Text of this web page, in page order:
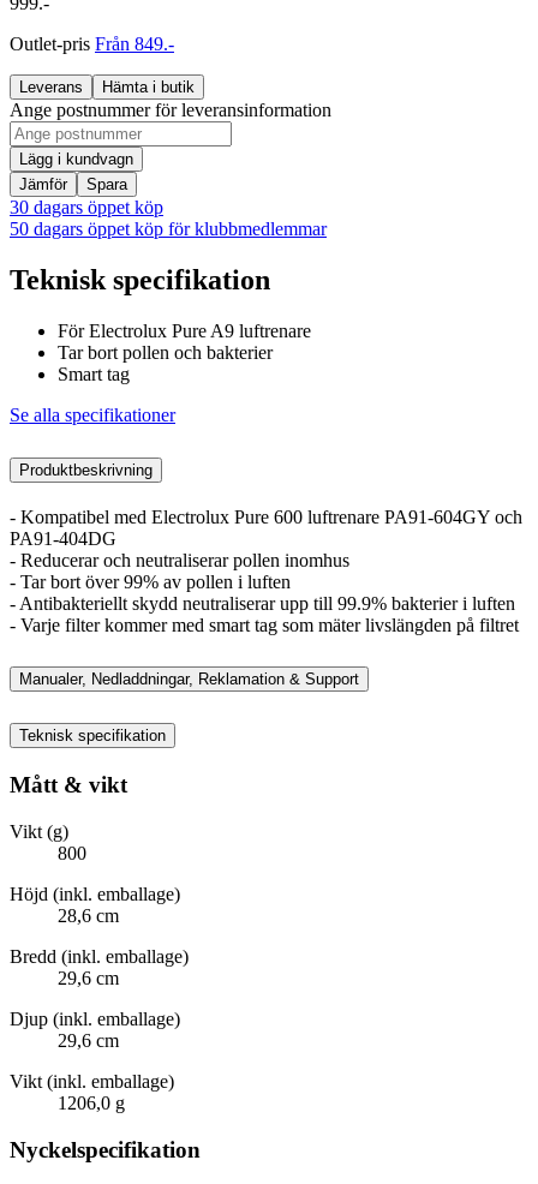
Outlet-pris Från 849.-
Leverans Hämta i butik
Ange postnummer för leveransinformation
Lägg i kundvagn
Jämför
Spara
30 dagars öppet köp
50 dagars öppet köp för klubbmedlemmar
Teknisk specifikation
För Electrolux Pure A9 luftrenare
Tar bort pollen och bakterier
Smart tag
Se alla specifikationer
Produktbeskrivning
- Kompatibel med Electrolux Pure 600 luftrenare PA91-604GY och
PA91-404DG
- Reducerar och neutraliserar pollen inomhus
- Tar bort över 99% av pollen i luften
- Antibakteriellt skydd neutraliserar upp till 99.9% bakterier i luften
- Varje filter kommer med smart tag som mäter livslängden på filtret
Manualer, Nedladdningar, Reklamation & Support
Teknisk specifikation
Mått & vikt
Vikt (g)
800
Höjd (inkl. emballage)
28,6 cm
Bredd (inkl. emballage)
29,6 cm
Djup (inkl. emballage)
29,6 cm
Vikt (inkl. emballage)
1206,0 g
Nyckelspecifikation